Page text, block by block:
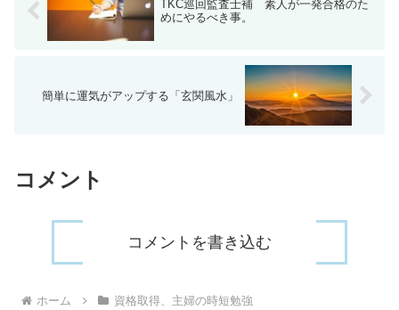
体験談をまとめました。「素人がどんな
感じで勉強したら巡回監査士補試験に一
TKC巡回監査士補 素人が一発合格のた
めにやるべき事。
簡単に運気がアップする「玄関風水」
コメント
コメントを書き込む
ホーム 資格取得、主婦の時短勉強